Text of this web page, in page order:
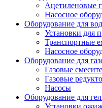
Ацетиленовые
Насосное
Оборудование для
Установки для
Транспортные
Насосное
Оборудование для
Газовые
Газовые
Насосы
Оборудование для
Установки